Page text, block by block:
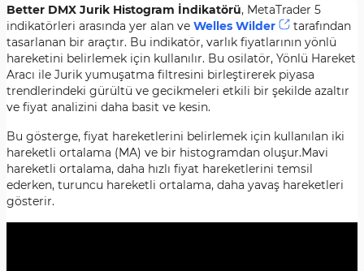
Better DMX Jurik Histogram İndikatörü, MetaTrader 5
indikatörleri arasında yer alan ve Welles Wilder
tarafından
tasarlanan bir araçtır. Bu indikatör, varlık fiyatlarının yönlü
hareketini belirlemek için kullanılır. Bu osilatör, Yönlü Hareket
Aracı ile Jurik yumuşatma filtresini birleştirerek piyasa
trendlerindeki gürültü ve gecikmeleri etkili bir şekilde azaltır
ve fiyat analizini daha basit ve kesin.
Bu gösterge, fiyat hareketlerini belirlemek için kullanılan iki
hareketli ortalama (MA) ve bir histogramdan oluşur.Mavi
hareketli ortalama, daha hızlı fiyat hareketlerini temsil
ederken, turuncu hareketli ortalama, daha yavaş hareketleri
gösterir.